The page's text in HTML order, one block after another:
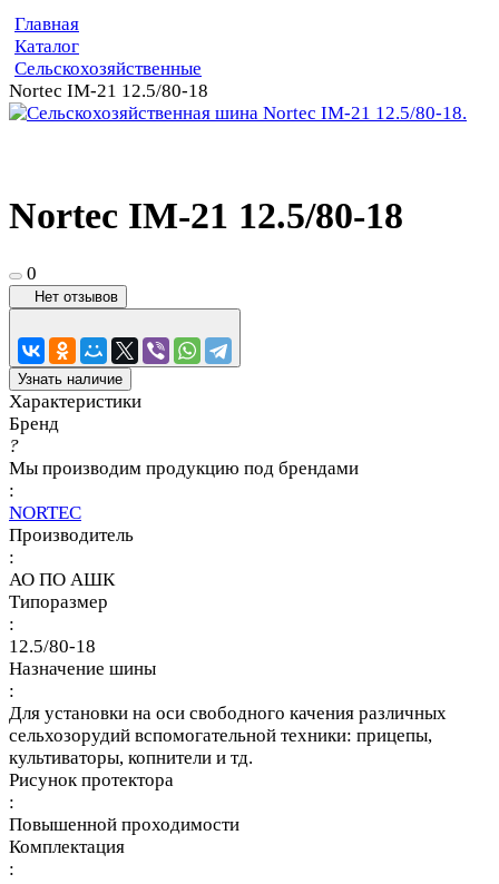
Главная
Каталог
Сельскохозяйственные
Nortec IM-21 12.5/80-18
Nortec IM-21 12.5/80-18
0
Нет отзывов
Узнать наличие
Характеристики
Бренд
?
Мы производим продукцию под брендами
:
NORTEC
Производитель
:
АО ПО АШК
Типоразмер
:
12.5/80-18
Назначение шины
:
Для установки на оси свободного качения различных
сельхозорудий вспомогательной техники: прицепы,
культиваторы, копнители и тд.
Рисунок протектора
:
Повышенной проходимости
Комплектация
: